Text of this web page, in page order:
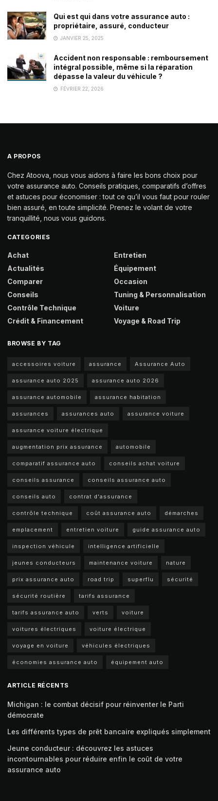
Qui est qui dans votre assurance auto :
propriétaire, assuré, conducteur
JANVIER 25, 2025
Accident non responsable : remboursement
intégral possible, même si la réparation
dépasse la valeur du véhicule ?
FÉVRIER 22, 2026
A PROPOS
Chez Atoova, nous vous aidons à faire les bons choix pour
votre assurance auto. Conseils pratiques, comparatifs d’offres
et astuces pour économiser : tout ce qu’il vous faut pour rouler
bien assuré, en toute simplicité. Prenez le volant de votre
tranquillité, nous vous guidons.
CATEGORIES
Achat
Actualités
Comparer
Conseils
Contrôle Technique
Crédit & Financement
Entretien
Équipement
Occasion
Tuning & Personnalisation
Voiture
Voyage & Road Trip
BROWSE BY TAG
accessoires voiture assurance Assurance Auto
assurance auto 2025 assurance auto 2026
assurance automobile assurance habitation
assurances assurances auto assurance voiture
assurance voiture électrique
augmentation prix assurance automobile
comparatif assurance auto conseils achat voiture
conseils assurance conseils assurance auto
conseils auto contrat d'assurance
contrôle technique coût assurance auto démarches
emplacement entretien voiture guide assurance auto
inspection véhicule intelligence artificielle
jeunes conducteurs maintenance voiture nature
prix assurance auto road trip superflu sécurité
sécurité routière tarifs assurance
tarifs assurance auto verts voiture
voitures électriques voiture électrique
voyage en voiture véhicules électriques
économies assurance auto équipement auto
ARTICLE RÉCENTS
Michigan : le combat décisif pour réinventer le Parti
démocrate
Les différents types de prêt bancaire expliqués simplement
Jeune conducteur : découvrez les astuces
incontournables pour réduire enfin le coût de votre
assurance auto